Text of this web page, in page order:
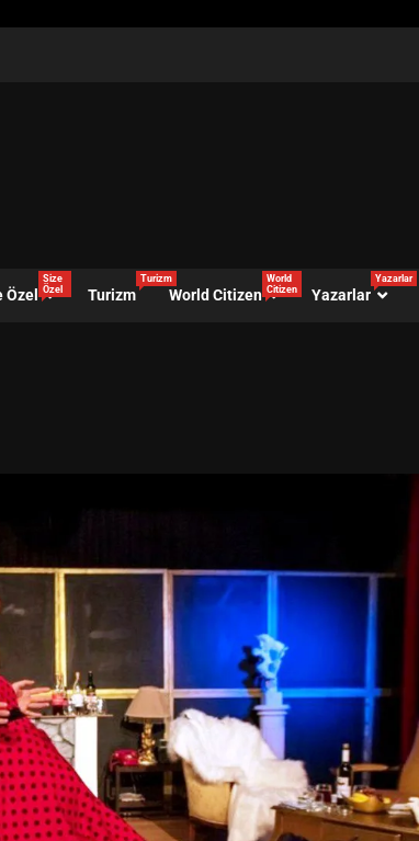
Özel
Size
Özel
Turizm
Turizm
World Citizen
World
Citizen
Yazarlar
Yazarlar